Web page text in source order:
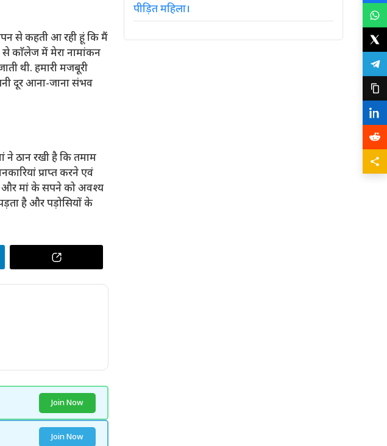
से कहती आ रही हूं कि मैं
से काॅलेज में मेरा नामांकन
थी. हमारी मजबूरी
दूर आना-जाना संभव
ने ठान रखी है कि तमाम
प्राप्त करने एवं
और मां के सपने को अवश्य
है और पड़ोसियों के
Join Now
Join Now